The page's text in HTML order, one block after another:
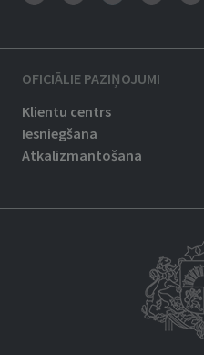
OFICIĀLIE PAZIŅOJUMI
Klientu centrs
Iesniegšana
Atkalizmantošana